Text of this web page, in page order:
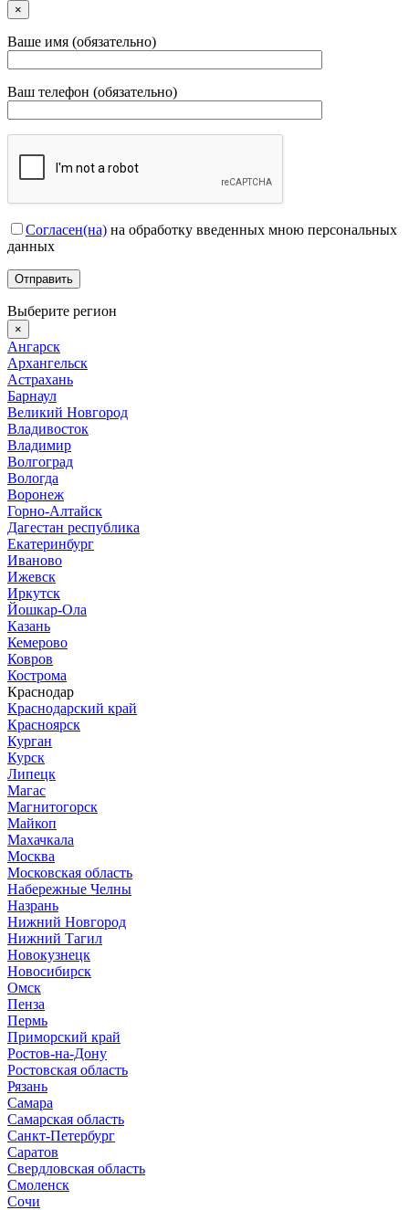
×
Ваше имя (обязательно)
Ваш телефон (обязательно)
Согласен(на) на обработку введенных мною персональных
данных
Выберите регион
×
Ангарск
Архангельск
Астрахань
Барнаул
Великий Новгород
Владивосток
Владимир
Волгоград
Вологда
Воронеж
Горно-Алтайск
Дагестан республика
Екатеринбург
Иваново
Ижевск
Иркутск
Йошкар-Ола
Казань
Кемерово
Ковров
Кострома
Краснодар
Краснодарский край
Красноярск
Курган
Курск
Липецк
Магас
Магнитогорск
Майкоп
Махачкала
Москва
Московская область
Набережные Челны
Назрань
Нижний Новгород
Нижний Тагил
Новокузнецк
Новосибирск
Омск
Пенза
Пермь
Приморский край
Ростов-на-Дону
Ростовская область
Рязань
Самара
Самарская область
Санкт-Петербург
Саратов
Свердловская область
Смоленск
Сочи